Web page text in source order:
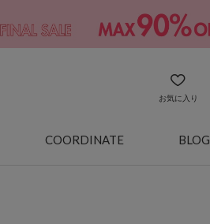
お気に入り
COORDINATE BLOG